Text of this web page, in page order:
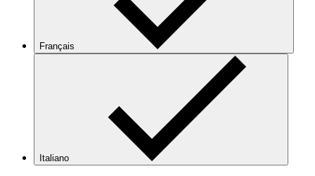
Français
Italiano